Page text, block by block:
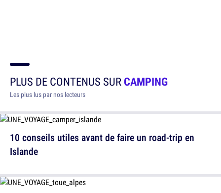
PLUS DE CONTENUS SURCAMPING
Les plus lus par nos lecteurs
10 conseils utiles avant de faire un road-trip en
Islande